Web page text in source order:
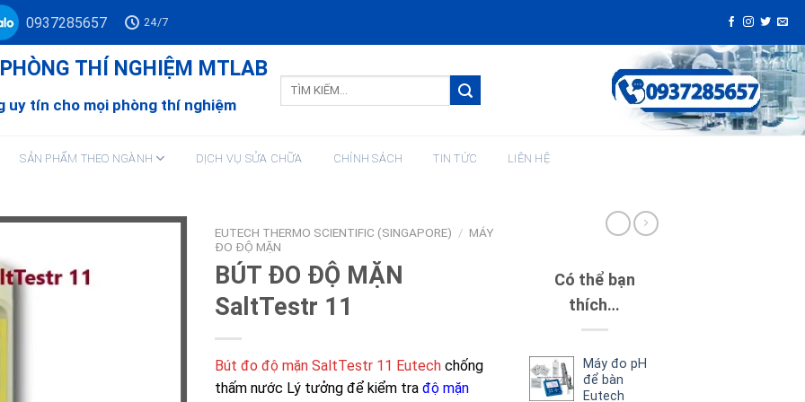
0937285657 24/7
THÍ NGHIỆM MTLAB
tín cho mọi phòng thí nghiệm
Tìm
SẢN PHẨM THEO NGÀNH DỊCH VỤ SỬA CHỮA CHÍNH SÁCH TIN TỨC LIÊN HỆ
EUTECH THERMO SCIENTIFIC (SINGAPORE) / MÁY
ĐO ĐỘ MẶN
BÚT ĐO ĐỘ MẶN
SaltTestr 11
Bút đo độ mặn SaltTestr 11 Eutech chống
thấm nước Lý tưởng để kiểm tra độ mặn
Có thể bạn
thích…
Máy đo pH
để bàn
Eutech